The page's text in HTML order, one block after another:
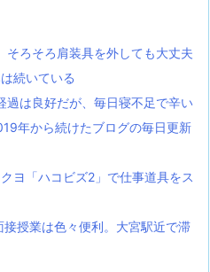
そろそろ肩装具を外しても大丈夫
続いている
過は良好だが、毎日寝不足で辛い
年から続けたブログの毎日更新
ヨ「ハコビズ2」で仕事道具をス
授業は色々便利。大宮駅近で滞